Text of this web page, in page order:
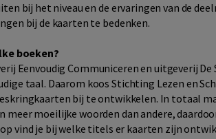
bij het niveau en de ervaringen van de
bij de kaarten te bedenken.
boeken?
Eenvoudig Communiceren en uitgeverij
taal. Daarom koos Stichting Lezen en
bij te ontwikkelen. In totaal
meer moeilijke woorden dan andere,
vind je bij welke titels er kaarten zijn